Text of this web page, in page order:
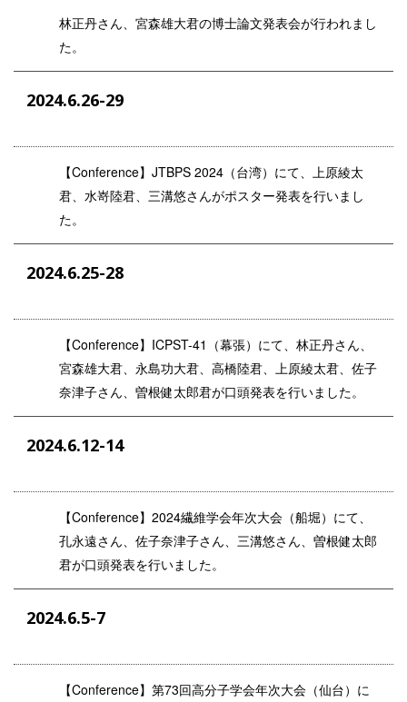
林正丹さん、宮森雄大君の博士論文発表会が行われまし
た。
2024.6.26-29
【Conference】JTBPS 2024（台湾）にて、上原綾太
君、水嵜陸君、三溝悠さんがポスター発表を行いまし
た。
2024.6.25-28
【Conference】ICPST-41（幕張）にて、林正丹さん、
宮森雄大君、永島功大君、高橋陸君、上原綾太君、佐子
奈津子さん、曽根健太郎君が口頭発表を行いました。
2024.6.12-14
【Conference】2024繊維学会年次大会（船堀）にて、
孔永遠さん、佐子奈津子さん、三溝悠さん、曽根健太郎
君が口頭発表を行いました。
2024.6.5-7
【Conference】第73回高分子学会年次大会（仙台）に